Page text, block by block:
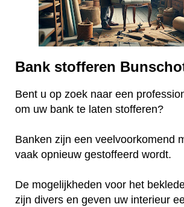
Bank stofferen
Bent u op zoek naar een
om uw bank te laten stofferen?
Banken zijn een veelvoorkomend
vaak opnieuw gestoffeerd wordt.
De mogelijkheden voor het
zijn divers en geven uw interieur